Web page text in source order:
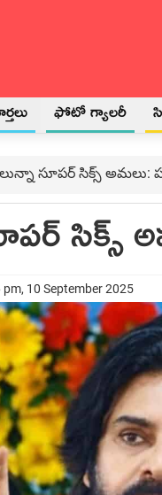
ఫోటో గ్యాలరీ
సూపర్ సిక్స్ అమలు:
సిక్స్
pm, 10 September 2025